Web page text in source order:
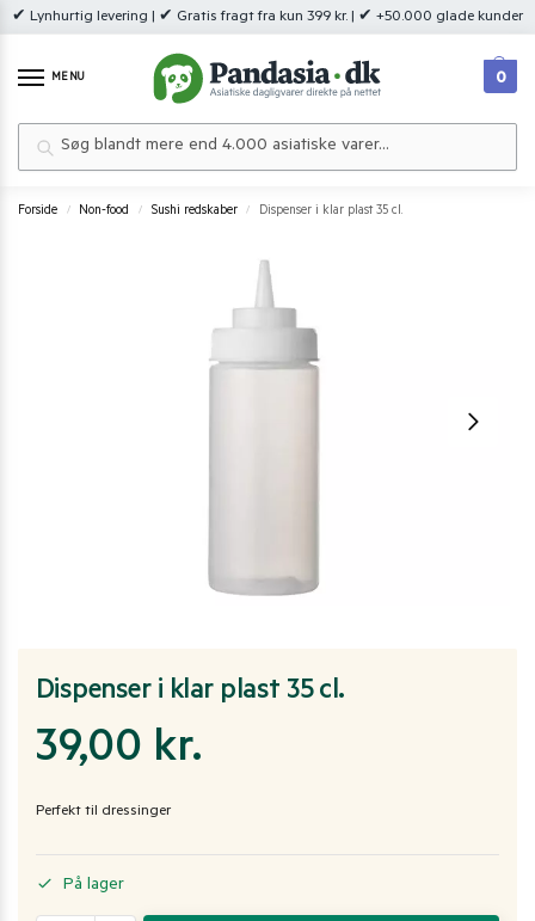
✔ Lynhurtig levering | ✔ Gratis fragt fra kun 399 kr. | ✔ +50.000 glade kunder
MENU 0
Forside / Non-food / Sushi redskaber / Dispenser i klar plast 35 cl.
Dispenser i klar plast 35 cl.
39,00 kr.
Perfekt til dressinger
På lager